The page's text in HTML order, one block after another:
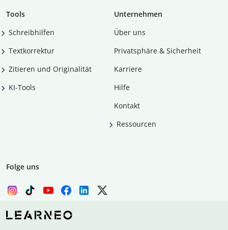
Tools
Schreibhilfen
Textkorrektur
Zitieren und Originalität
KI-Tools
Unternehmen
Über uns
Privatsphäre & Sicherheit
Karriere
Hilfe
Kontakt
Ressourcen
Folge uns